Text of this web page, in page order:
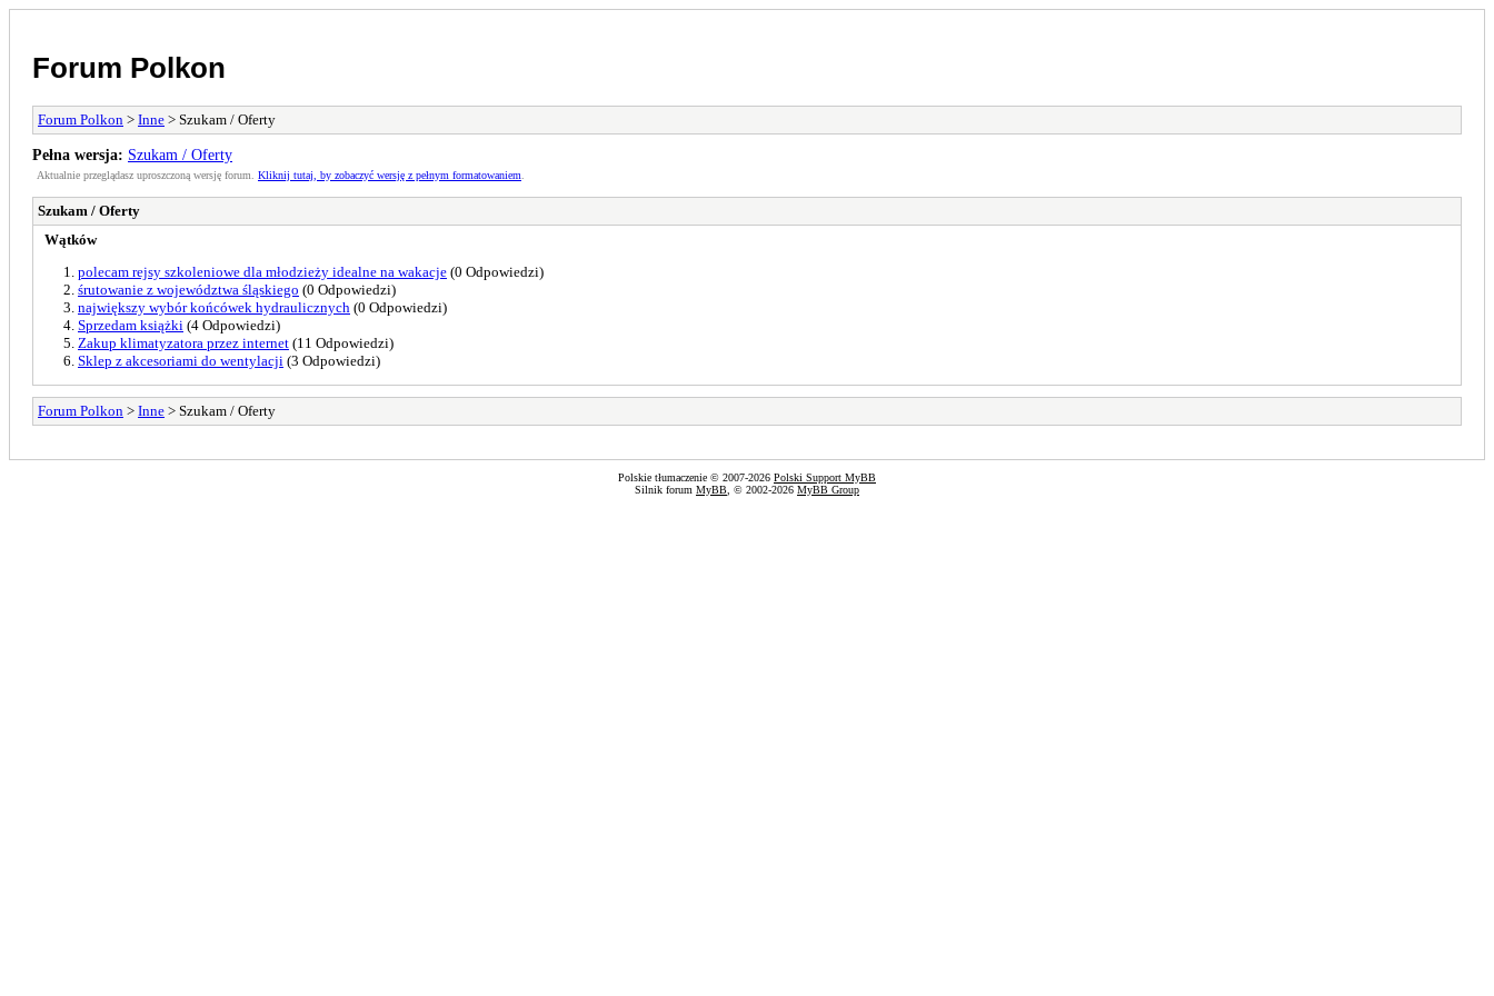
Forum Polkon
Forum Polkon > Inne > Szukam / Oferty
Pełna wersja: Szukam / Oferty
Aktualnie przeglądasz uproszczoną wersję forum. Kliknij tutaj, by zobaczyć wersję z pełnym formatowaniem
Szukam / Oferty
Wątków
polecam rejsy szkoleniowe dla młodzieży idealne na wakacje (0 Odpowiedzi)
śrutowanie z województwa śląskiego (0 Odpowiedzi)
największy wybór końcówek hydraulicznych (0 Odpowiedzi)
Sprzedam książki (4 Odpowiedzi)
Zakup klimatyzatora przez internet (11 Odpowiedzi)
Sklep z akcesoriami do wentylacji (3 Odpowiedzi)
Forum Polkon > Inne > Szukam / Oferty
Polskie tłumaczenie © 2007-2026 Polski Support MyBB
Silnik forum MyBB , © 2002-2026 MyBB Group